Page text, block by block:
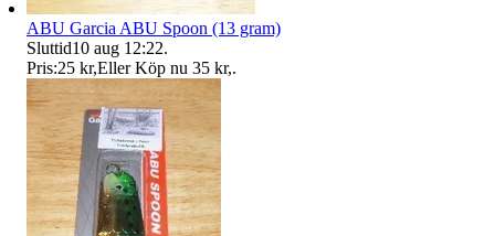
ABU Garcia ABU Spoon (13 gram)
Sluttid10 aug 12:22.
Pris:25 kr,Eller Köp nu 35 kr,.